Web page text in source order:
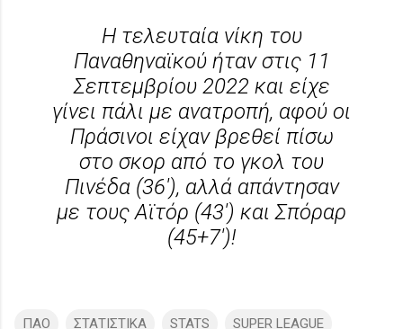
Η τελευταία νίκη του
Παναθηναϊκού ήταν στις 11
Σεπτεμβρίου 2022 και είχε
γίνει πάλι με ανατροπή, αφού οι
Πράσινοι είχαν βρεθεί πίσω
στο σκορ από το γκολ του
Πινέδα (36'), αλλά απάντησαν
με τους Αϊτόρ (43') και Σπόραρ
(45+7')!
ΠΑΟ ΣΤΑΤΙΣΤΙΚΑ STATS SUPER LEAGUE